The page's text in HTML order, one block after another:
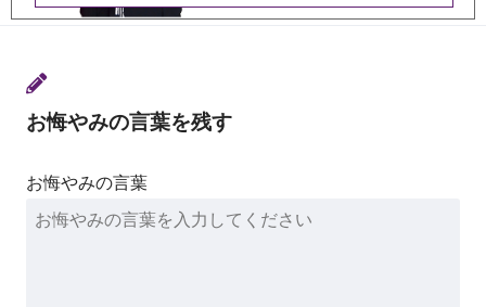
お悔やみの言葉を残す
お悔やみの言葉